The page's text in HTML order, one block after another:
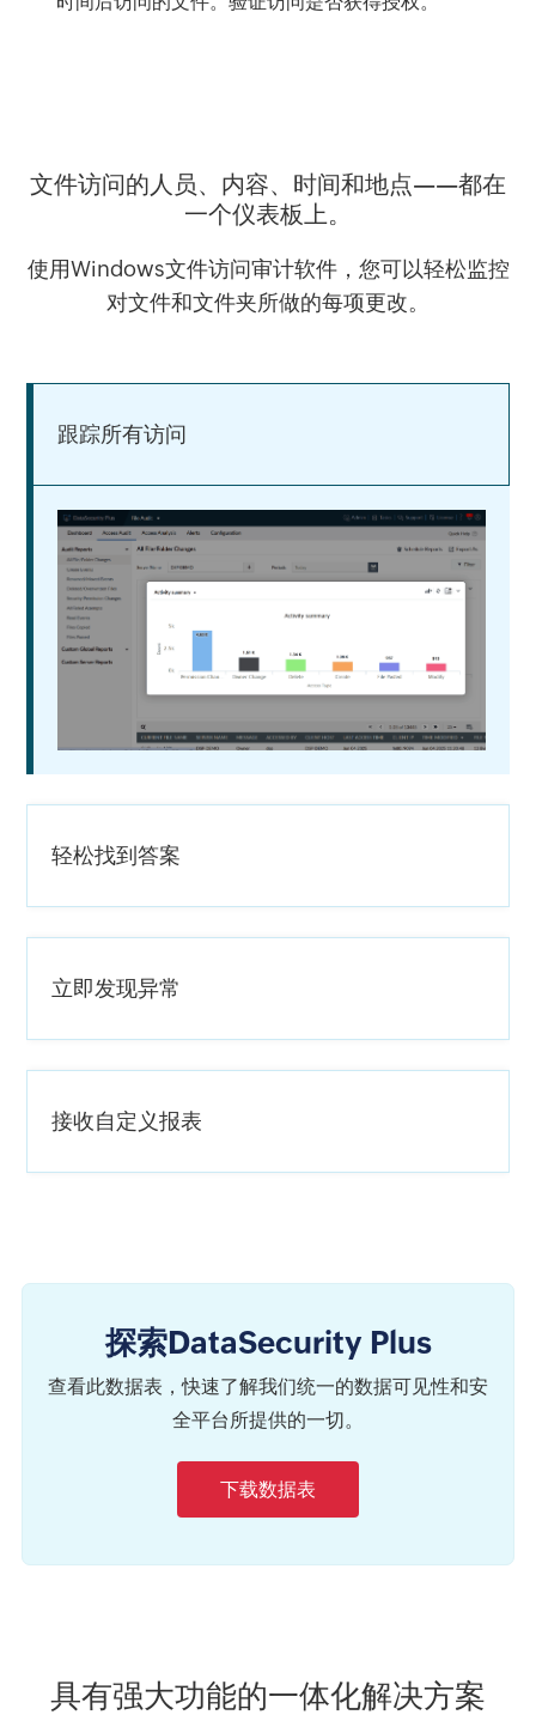
文件访问的人员、内容、时间和地点——都在
一个仪表板上。
使用Windows文件访问审计软件，您可以轻松监控
对文件和文件夹所做的每项更改。
跟踪所有访问
轻松找到答案
立即发现异常
接收自定义报表
探索DataSecurity Plus
查看此数据表，快速了解我们统一的数据可见性和安
全平台所提供的一切。
下载数据表
具有强大功能的一体化解决方案